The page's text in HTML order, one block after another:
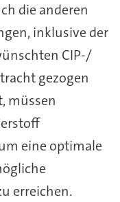
die anderen
inklusive der
CIP-/
gezogen
müssen
eine optimale
erreichen.